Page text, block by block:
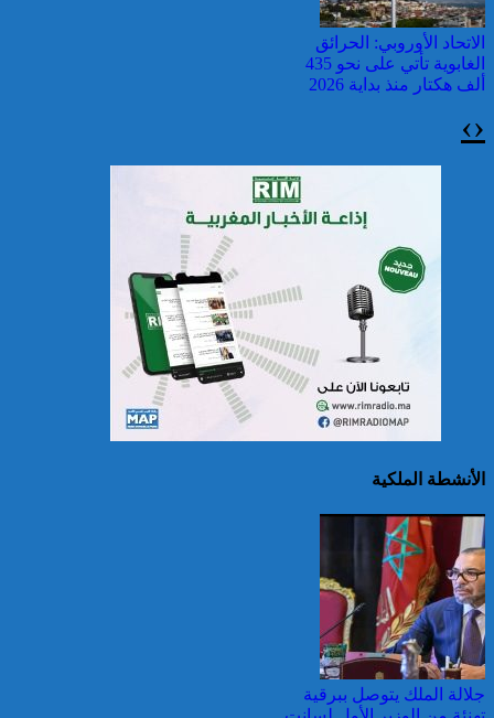
الاتحاد الأوروبي: الحرائق
الغابوية تأتي على نحو 435
ألف هكتار منذ بداية 2026
سريلانكا: إغلاق بعض
المدارس في مناطق جبلية
الصين تصدر إنذارين
لمواجهة العواصف المطيرة
وطقس شديد الحمل
الحراري
‹
›
الأنشطة الملكية
جلالة الملك يتوصل ببرقية